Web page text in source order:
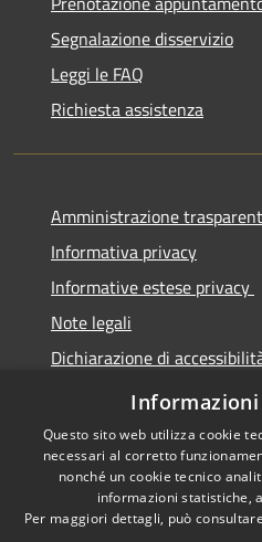
Segnalazione disservizio
Leggi le FAQ
Richiesta assistenza
Amministrazione
Informativa privacy
Informative estese privacy
Note legali
Dichiarazione di
Obbiettivi di Accessibilità
Accessibilità
Questo sito web utilizza cookie
necessari al corretto
nonché un cookie tecnico
informazioni statistiche,
Per maggiori dettagli, può